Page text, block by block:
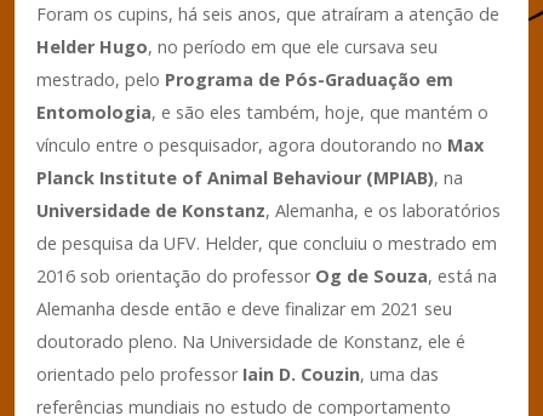
Foram os cupins, há seis anos, que atraíram a atenção de
Helder Hugo, no período em que ele cursava seu
mestrado, pelo Programa de Pós-Graduação em
Entomologia, e são eles também, hoje, que mantém o
vínculo entre o pesquisador, agora doutorando no Max
Planck Institute of Animal Behaviour (MPIAB), na
Universidade de Konstanz, Alemanha, e os laboratórios
de pesquisa da UFV. Helder, que concluiu o mestrado em
2016 sob orientação do professor Og de Souza, está na
Alemanha desde então e deve finalizar em 2021 seu
doutorado pleno. Na Universidade de Konstanz, ele é
orientado pelo professor Iain D. Couzin, uma das
referências mundiais no estudo de comportamento